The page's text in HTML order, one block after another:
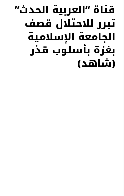
قناة “العربية الحدث”
تبرر للاحتلال قصف
الجامعة الإسلامية
بغزة بأسلوب قذر
(شاهد)